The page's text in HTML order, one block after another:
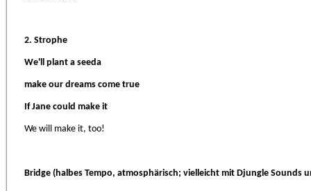
2. Strophe
We'll plant a seeda
make our dreams come true
If Jane could make it
We will make it, too!
Bridge (halbes Tempo, atmosphärisch; vielleicht mit Djungle Sounds